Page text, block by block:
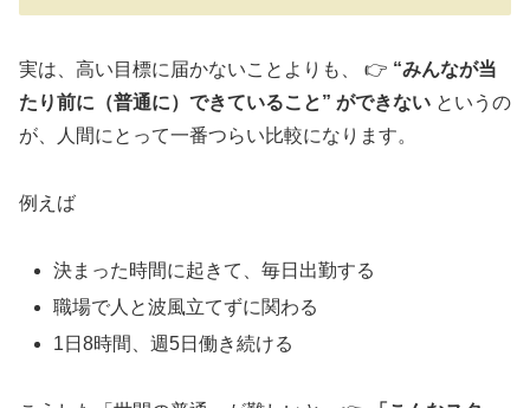
実は、高い目標に届かないことよりも、 👉 “みんなが当
たり前に（普通に）できていること” ができない というの
が、人間にとって一番つらい比較になります。
例えば
決まった時間に起きて、毎日出勤する
職場で人と波風立てずに関わる
1日8時間、週5日働き続ける